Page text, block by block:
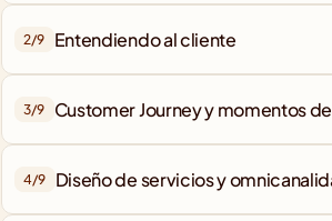
2/9 Entendiendo al cliente
3/9 Customer Journey y momentos
4/9 Diseño de servicios y